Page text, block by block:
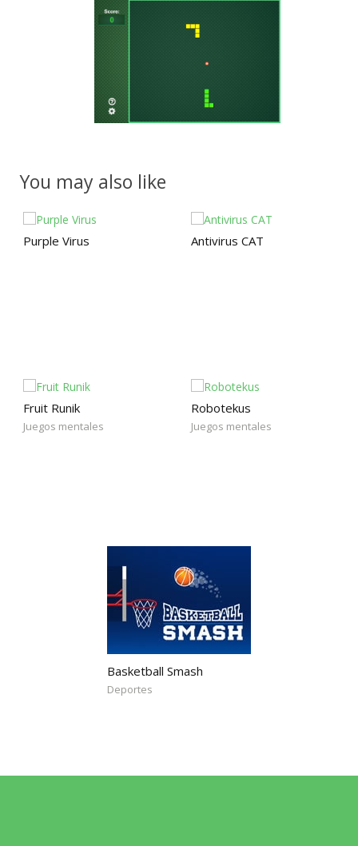
You may also like
Purple Virus Antivirus CAT
Fruit Runik
Juegos mentales
Robotekus
Juegos mentales
Basketball Smash
Deportes